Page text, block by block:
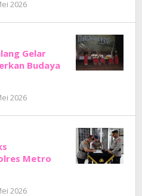
2026
Junaedi
Gelar
Budaya
2026
Junaedi
Metro
2026